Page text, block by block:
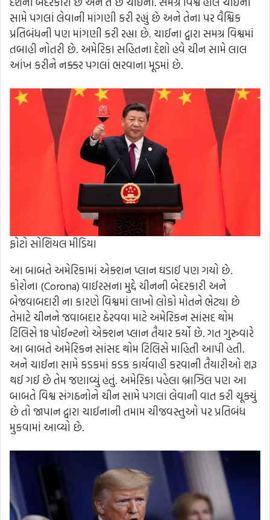
સામે પગલાં લેવાની માંગણી કરી રહ્યું છે અને તેના પર વૈશ્વિક
પ્રતિબંધની પણ માંગણી કરી રહ્યા છે. ચાઈના દ્વારા સમગ્ર વિશ્વમાં
તબાહી નોતરી છે. અમેરિકા સહિતના દેશો હવે ચીન સામે લાલ
આંખ કરીને નક્કર પગલાં ભરવાના મૂડમાં છે.
ફોટો સોશિયલ મીડિયા
આ બાબતે અમેરિકામાં એક્શન પ્લાન ઘડાઈ પણ ગયો છે.
કોરોના (Corona) વાઈરસના મુદ્દે ચીનની બેદરકારી અને
બેજવાબદારી ના કારણે વિશ્વમાં લાખો લોકો મોતને ભેટ્યા છે
તેમાટે ચીનને જવાબદાર ઠેરવવા માટે અમેરિકન સાંસદ થોમ
ટિલિસે 18 પોઈન્ટનો એક્શન પ્લાન તૈયાર કર્યો છે. ગત ગુરુવારે
આ બાબતે અમેરિકન સાંસદ થોમ ટિલિસે માહિતી આપી હતી.
અને ચાઈના સામે કડકમાં કડક કાર્યવાહી કરવાની તૈયારીઓ શરૂ
થઈ ગઈ છે તેમ જણાવ્યું હતું. અમેરિકા પહેલા બ્રાઝિલ પણ આ
બાબતે વિશ્વ સંગઠનોને ચીન સામે પગલાં લેવાની વાત કરી ચૂક્યું
છે તો જાપાન દ્વારા ચાઈનાની તમામ ચીજવસ્તુઓ પર પ્રતિબંધ
મુકવામાં આવ્યો છે.